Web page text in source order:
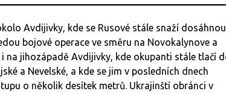
Avdijivky, kde se Rusové stále snaží
bojové operace ve směru na Novokalynove a
na jihozápadě Avdijivky, kde okupanti stále tlačí
a Nevelské, a kde se jim v posledních dnech
o několik desítek metrů. Ukrajinští obránci v